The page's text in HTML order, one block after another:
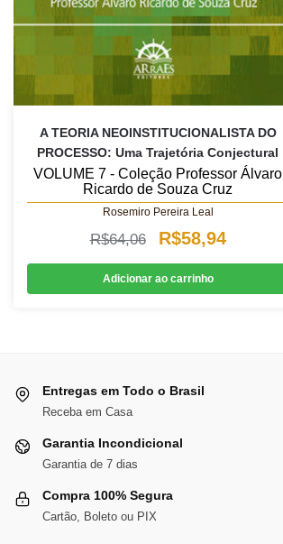
A TEORIA NEOINSTITUCIONALISTA DO
PROCESSO: Uma Trajetória Conjectural
VOLUME 7 - Coleção Professor Álvaro
Ricardo de Souza Cruz
Rosemiro Pereira Leal
R$64,06
O
preço
original
R$58,94O
preço
atual
Adicionar ao carrinho
Entregas em Todo o Brasil
Receba em Casa
Garantia Incondicional
Garantia de 7 dias
Compra 100% Segura
Cartão, Boleto ou PIX